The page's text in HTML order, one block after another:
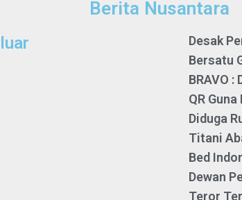
Berita Nusantara
Desak
Bersatu
BRAVO :
QR
Diduga
Titani
Bed
Dewan
Teror